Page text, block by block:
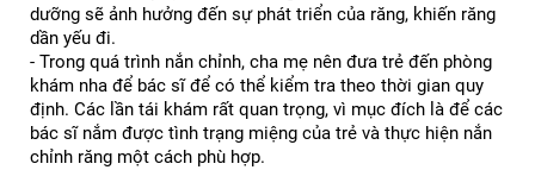
dưỡng sẽ ảnh hưởng đến sự phát triển của răng, khiến răng
dần yếu đi.
- Trong quá trình nắn chỉnh, cha mẹ nên đưa trẻ đến phòng
khám nha để bác sĩ để có thể kiểm tra theo thời gian quy
định. Các lần tái khám rất quan trọng, vì mục đích là để các
bác sĩ nắm được tình trạng miệng của trẻ và thực hiện nắn
chỉnh răng một cách phù hợp.